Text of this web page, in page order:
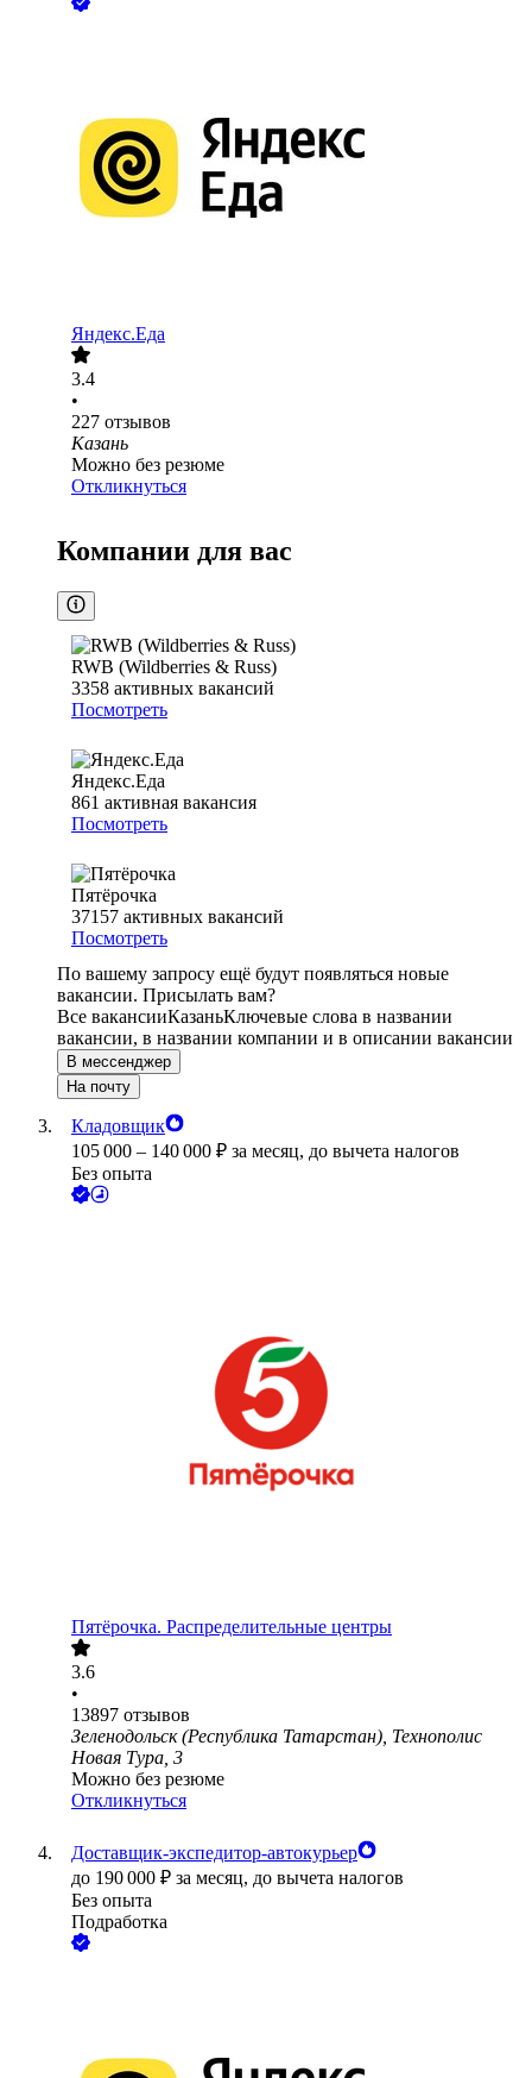
Яндекс.Еда
3.4
•
227 отзывов
Казань
Можно без резюме
Откликнуться
Компании для вас
RWB (Wildberries & Russ)
3358 активных вакансий
Посмотреть
Яндекс.Еда
861 активная вакансия
Посмотреть
Пятёрочка
37157 активных вакансий
Посмотреть
По вашему запросу ещё будут появляться новые
вакансии. Присылать вам?
Все вакансииКазаньКлючевые слова в названии
вакансии, в названии компании и в описании вакансии
В мессенджер
На почту
Кладовщик
105 000 – 140 000 ₽ за месяц, до вычета налогов
Без опыта
Пятёрочка. Распределительные центры
3.6
•
13897 отзывов
Зеленодольск (Республика Татарстан), Технополис
Новая Тура, 3
Можно без резюме
Откликнуться
Доставщик-экспедитор-автокурьер
до 190 000 ₽ за месяц, до вычета налогов
Без опыта
Подработка